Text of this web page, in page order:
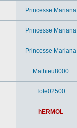
Princesse Mariana
Princesse Mariana
Princesse Mariana
Mathieu8000
Tofe02500
hERMOL